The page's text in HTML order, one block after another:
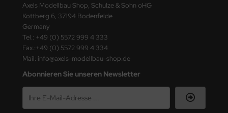
Axels Modellbau Shop, Schulze & Sohn oHG
Kottberg 6, 37194 Bodenfelde
Germany
Tel.: +49 (0) 5572 999 4 333
Fax.:+49 (0) 5572 999 4 334
Mail: info@axels-modellbau-shop.de
Abonnieren Sie unseren Newsletter
Model
Kits
Hobby